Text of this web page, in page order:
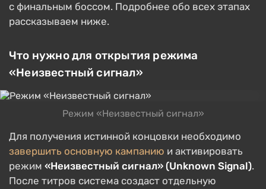
с финальным боссом. Подробнее обо всех этапах
рассказываем ниже.
Что нужно для открытия режима
«Неизвестный сигнал»
Режим «Неизвестный сигнал»
Для получения истинной концовки необходимо
завершить основную кампанию и активировать
режим «Неизвестный сигнал» (Unknown Signal).
После титров система создаст отдельную